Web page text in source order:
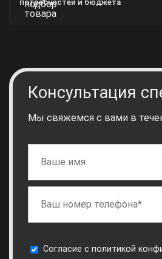
потребностей и бюджета
Консультация
Мы свяжемся с вами в
Cогласие сполитикой